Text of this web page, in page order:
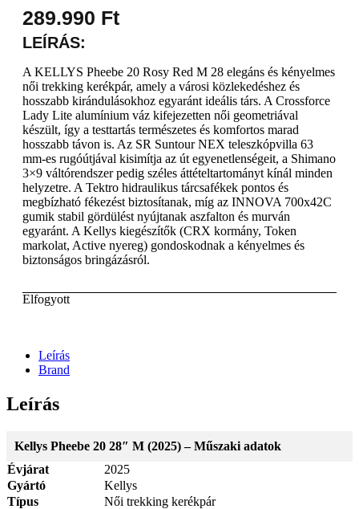
289.990 Ft
LEÍRÁS:
A KELLYS Pheebe 20 Rosy Red M 28 elegáns és kényelmes
női trekking kerékpár, amely a városi közlekedéshez és
hosszabb kirándulásokhoz egyaránt ideális társ. A Crossforce
Lady Lite alumínium váz kifejezetten női geometriával
készült, így a testtartás természetes és komfortos marad
hosszabb távon is. Az SR Suntour NEX teleszkópvilla 63
mm-es rugóútjával kisimítja az út egyenetlenségeit, a Shimano
3×9 váltórendszer pedig széles áttételtartományt kínál minden
helyzetre. A Tektro hidraulikus tárcsafékek pontos és
megbízható fékezést biztosítanak, míg az INNOVA 700x42C
gumik stabil gördülést nyújtanak aszfalton és murván
egyaránt. A Kellys kiegészítők (CRX kormány, Token
markolat, Active nyereg) gondoskodnak a kényelmes és
biztonságos bringázásról.
Elfogyott
Leírás
Brand
Leírás
Kellys Pheebe 20 28″ M (2025) – Műszaki adatok
Évjárat
2025
Gyártó
Kellys
Típus
Női trekking kerékpár